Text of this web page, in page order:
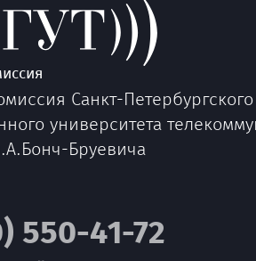
Санкт-Петербургского
университета
Бруевича
550-41-72